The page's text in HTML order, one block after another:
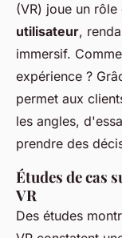
(VR) joue un
utilisateur,
immersif.
expérience ?
permet aux
les angles,
prendre des
Études de cas
VR
Des études